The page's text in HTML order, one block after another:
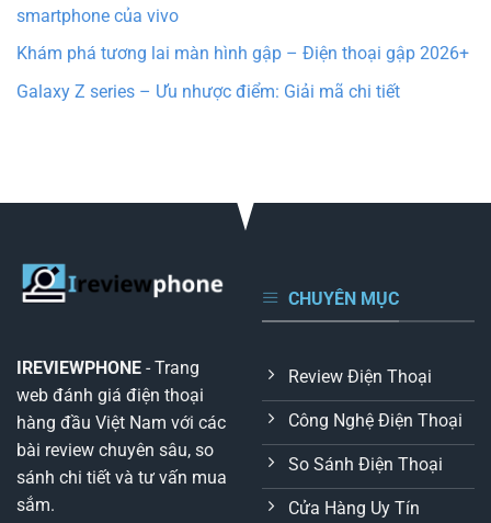
smartphone của vivo
Khám phá tương lai màn hình gập – Điện thoại gập 2026+
Galaxy Z series – Ưu nhược điểm: Giải mã chi tiết
IREVIEWPHONE - Trang
web đánh giá điện thoại
hàng đầu Việt Nam với các
bài review chuyên sâu, so
sánh chi tiết và tư vấn mua
sắm.
CHUYÊN MỤC
Review Điện Thoại
Công Nghệ Điện Thoại
So Sánh Điện Thoại
Cửa Hàng Uy Tín